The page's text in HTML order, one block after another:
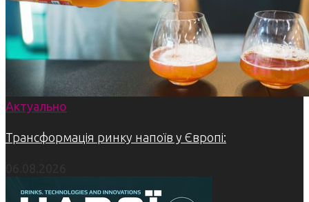
Актуально
Трансформація ринку напоїв у Європі: